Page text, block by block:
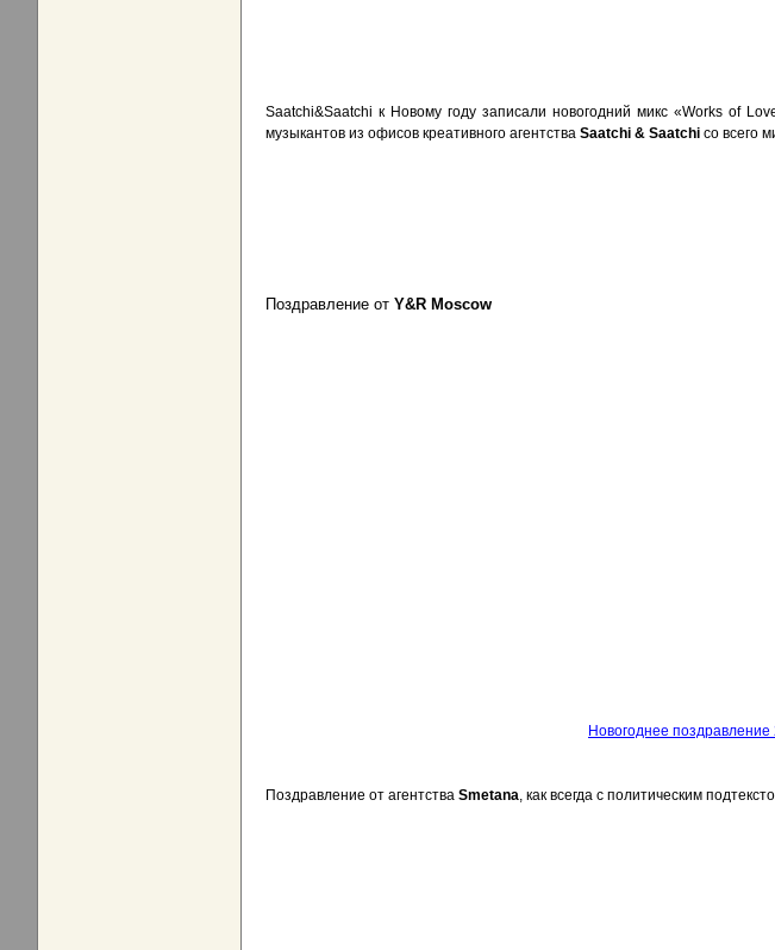
Saatchi&Saatchi к Новому году записали новогодний микс «Works of
музыкантов из офисов креативного агентства Saatchi & Saatchi со всего
Поздравление от Y&R Moscow
Новогоднее
Поздравление от агентства Smetana, как всегда с политическим